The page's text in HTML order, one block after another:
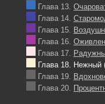
Глава 13.
Глава 14.
Глава 15.
Глава 16.
Глава 17.
Глава 18. Нежный
Глава 19.
Глава 20.